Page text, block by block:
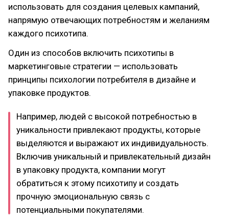
использовать для создания целевых кампаний,
напрямую отвечающих потребностям и желаниям
каждого психотипа.
Один из способов включить психотипы в
маркетинговые стратегии — использовать
принципы психологии потребителя в дизайне и
упаковке продуктов.
Например, людей с высокой потребностью в
уникальности привлекают продукты, которые
выделяются и выражают их индивидуальность.
Включив уникальный и привлекательный дизайн
в упаковку продукта, компании могут
обратиться к этому психотипу и создать
прочную эмоциональную связь с
потенциальными покупателями.